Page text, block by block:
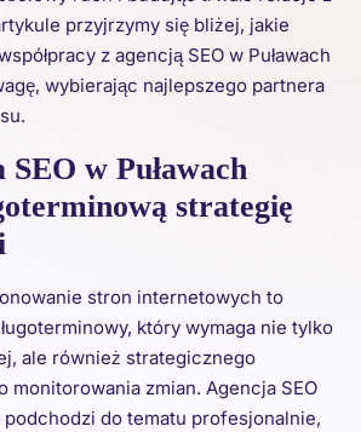
przyjrzymy się bliżej, jakie
z agencją SEO w Puławach
wybierając najlepszego partnera
SEO w Puławach
strategię
stron internetowych to
który wymaga nie tylko
ale również strategicznego
monitorowania zmian. Agencja SEO
podchodzi do tematu profesjonalnie,